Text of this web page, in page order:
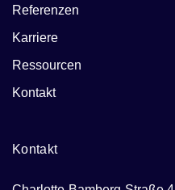
Referenzen
Karriere
Ressourcen
Kontakt
Kontakt